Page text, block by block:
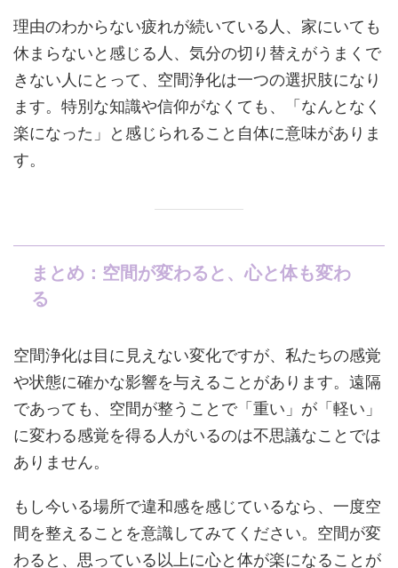
理由のわからない疲れが続いている人、家にいても
休まらないと感じる人、気分の切り替えがうまくで
きない人にとって、空間浄化は一つの選択肢になり
ます。特別な知識や信仰がなくても、「なんとなく
楽になった」と感じられること自体に意味がありま
す。
まとめ：空間が変わると、心と体も変わ
る
空間浄化は目に見えない変化ですが、私たちの感覚
や状態に確かな影響を与えることがあります。遠隔
であっても、空間が整うことで「重い」が「軽い」
に変わる感覚を得る人がいるのは不思議なことでは
ありません。
もし今いる場所で違和感を感じているなら、一度空
間を整えることを意識してみてください。空間が変
わると、思っている以上に心と体が楽になることが